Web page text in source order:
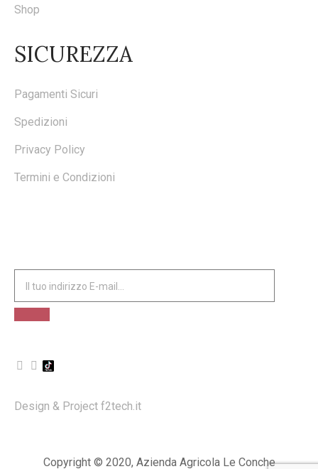
Shop
SICUREZZA
Pagamenti Sicuri
Spedizioni
Privacy Policy
Termini e Condizioni
Design & Project f2tech.it
Copyright © 2020, Azienda Agricola Le Conche